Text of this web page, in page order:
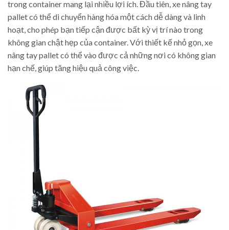
trong container mang lại nhiều lợi ích. Đầu tiên, xe nâng tay
pallet có thể di chuyển hàng hóa một cách dễ dàng và linh
hoạt, cho phép bạn tiếp cận được bất kỳ vị trí nào trong
không gian chật hẹp của container. Với thiết kế nhỏ gọn, xe
nâng tay pallet có thể vào được cả những nơi có không gian
hạn chế, giúp tăng hiệu quả công việc.